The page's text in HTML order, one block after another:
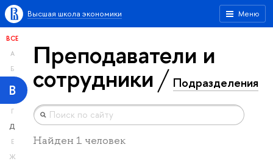
Меню
Высшая школа экономики
ВСЕ
А
Б
В
Г
Д
Е
Ж
Преподаватели и
сотрудники Подразделения
Найден 1 человек